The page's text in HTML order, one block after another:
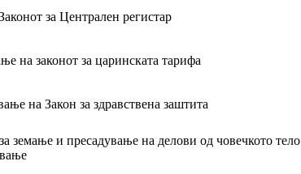
за Централен регистар
на законот за царинската тарифа
на Закон за здравствена заштита
земање и пресадување на делови од човечкото тело